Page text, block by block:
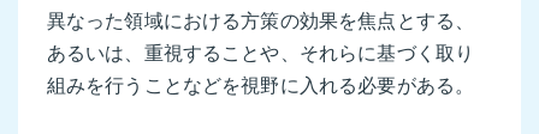
異なった領域における方策の効果を焦点とする、
あるいは、重視することや、それらに基づく取り
組みを行うことなどを視野に入れる必要がある。